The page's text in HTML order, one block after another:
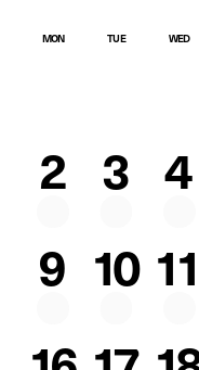
MON TUE WED
2 3 4
9 10 11